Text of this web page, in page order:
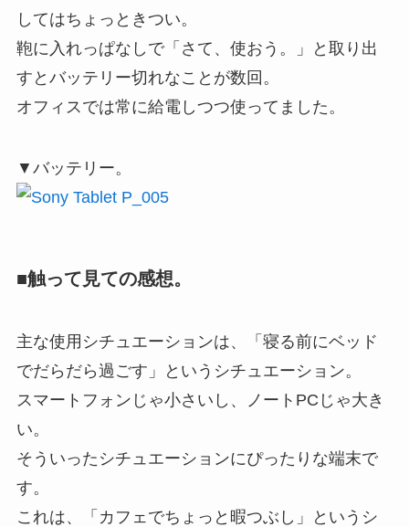
してはちょっときつい。
鞄に入れっぱなしで「さて、使おう。」と取り出
すとバッテリー切れなことが数回。
オフィスでは常に給電しつつ使ってました。
▼バッテリー。
■触って見ての感想。
主な使用シチュエーションは、「寝る前にベッド
でだらだら過ごす」というシチュエーション。
スマートフォンじゃ小さいし、ノートPCじゃ大き
い。
そういったシチュエーションにぴったりな端末で
す。
これは、「カフェでちょっと暇つぶし」というシ